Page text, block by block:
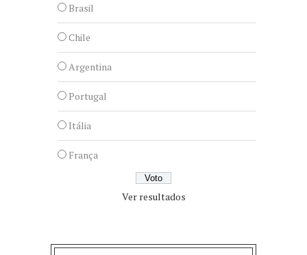
Brasil
Chile
Argentina
Portugal
Itália
França
Ver resultados